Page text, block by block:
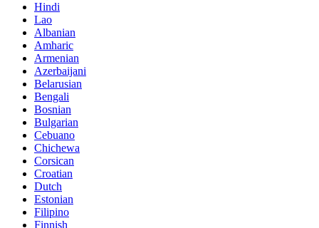
Hindi
Lao
Albanian
Amharic
Armenian
Azerbaijani
Belarusian
Bengali
Bosnian
Bulgarian
Cebuano
Chichewa
Corsican
Croatian
Dutch
Estonian
Filipino
Finnish